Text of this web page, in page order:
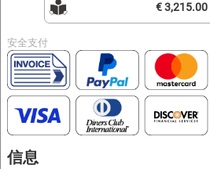
€ 3,215.00
安全支付
信息